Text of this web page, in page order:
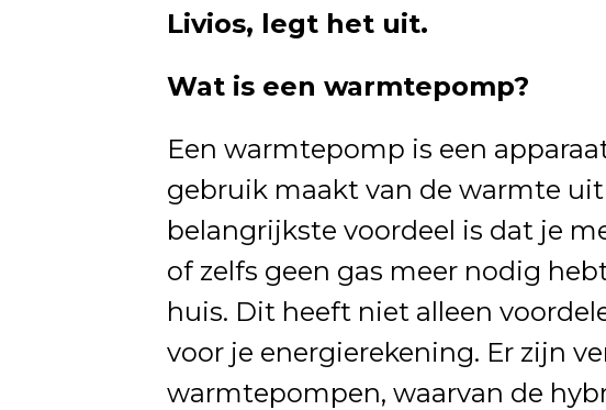
Livios, legt het uit.
Wat is een warmtepomp?
Een warmtepomp is een
gebruik maakt van de warmte
belangrijkste voordeel is dat je
of zelfs geen gas meer nodig
huis. Dit heeft niet alleen
voor je energierekening. Er zijn
warmtepompen, waarvan de